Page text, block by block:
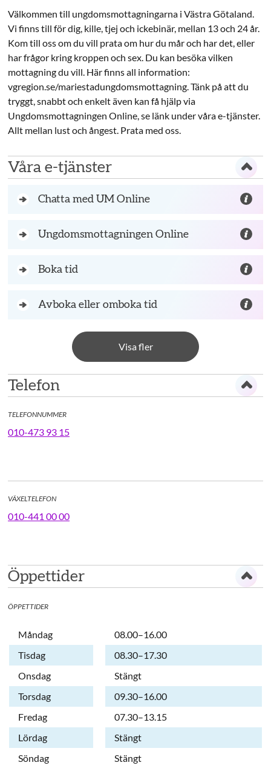
Välkommen till ungdomsmottagningarna i Västra Götaland.
Vi finns till för dig, kille, tjej och ickebinär, mellan 13 och 24 år.
Kom till oss om du vill prata om hur du mår och har det, eller
har frågor kring kroppen och sex. Du kan besöka vilken
mottagning du vill. Här finns all information:
vgregion.se/mariestadungdomsmottagning. Tänk på att du
tryggt, snabbt och enkelt även kan få hjälp via
Ungdomsmottagningen Online, se länk under våra e-tjänster.
Allt mellan lust och ångest. Prata med oss.
Våra e-tjänster
Chatta med UM Online
Ungdomsmottagningen Online
Boka tid
Avboka eller omboka tid
Visa fler
Telefon
TELEFONNUMMER
010-473 93 15
VÄXELTELEFON
010-441 00 00
Öppettider
ÖPPETTIDER
Dag
Öppettider
Kommentarer
Måndag
08.00–16.00
Tisdag
08.30–17.30
Onsdag
Stängt
Torsdag
09.30–16.00
Fredag
07.30–13.15
Lördag
Stängt
Söndag
Stängt